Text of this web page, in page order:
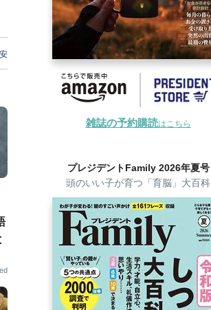
雑誌の予約購読はこちら
プレジデントFamily 2026年夏号
頭のいい子が育つ「育脳」大百科